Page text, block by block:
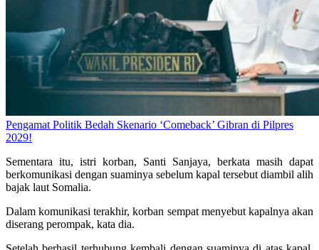
Pengamat Politik Bedah Skenario ‘Comeback’ Gibran di Pilpres
2029!
Sementara itu, istri korban, Santi Sanjaya, berkata masih dapat
berkomunikasi dengan suaminya sebelum kapal tersebut diambil alih
bajak laut Somalia.
Dalam komunikasi terakhir, korban sempat menyebut kapalnya akan
diserang perompak, kata dia.